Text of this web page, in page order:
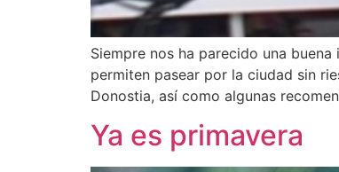
Siempre nos ha parecido una
permiten pasear por la ciudad sin
Donostia, así como algunas
Ya es primavera